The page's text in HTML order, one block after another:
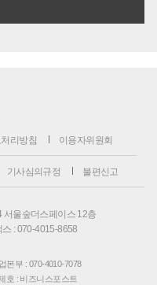
리방침 이용자위원회
기사심의규정 불편신고
서울숲더스페이스 12층
스 : 070-4015-8658
본부 : 070-4010-7078
호 : 비즈니스포스트